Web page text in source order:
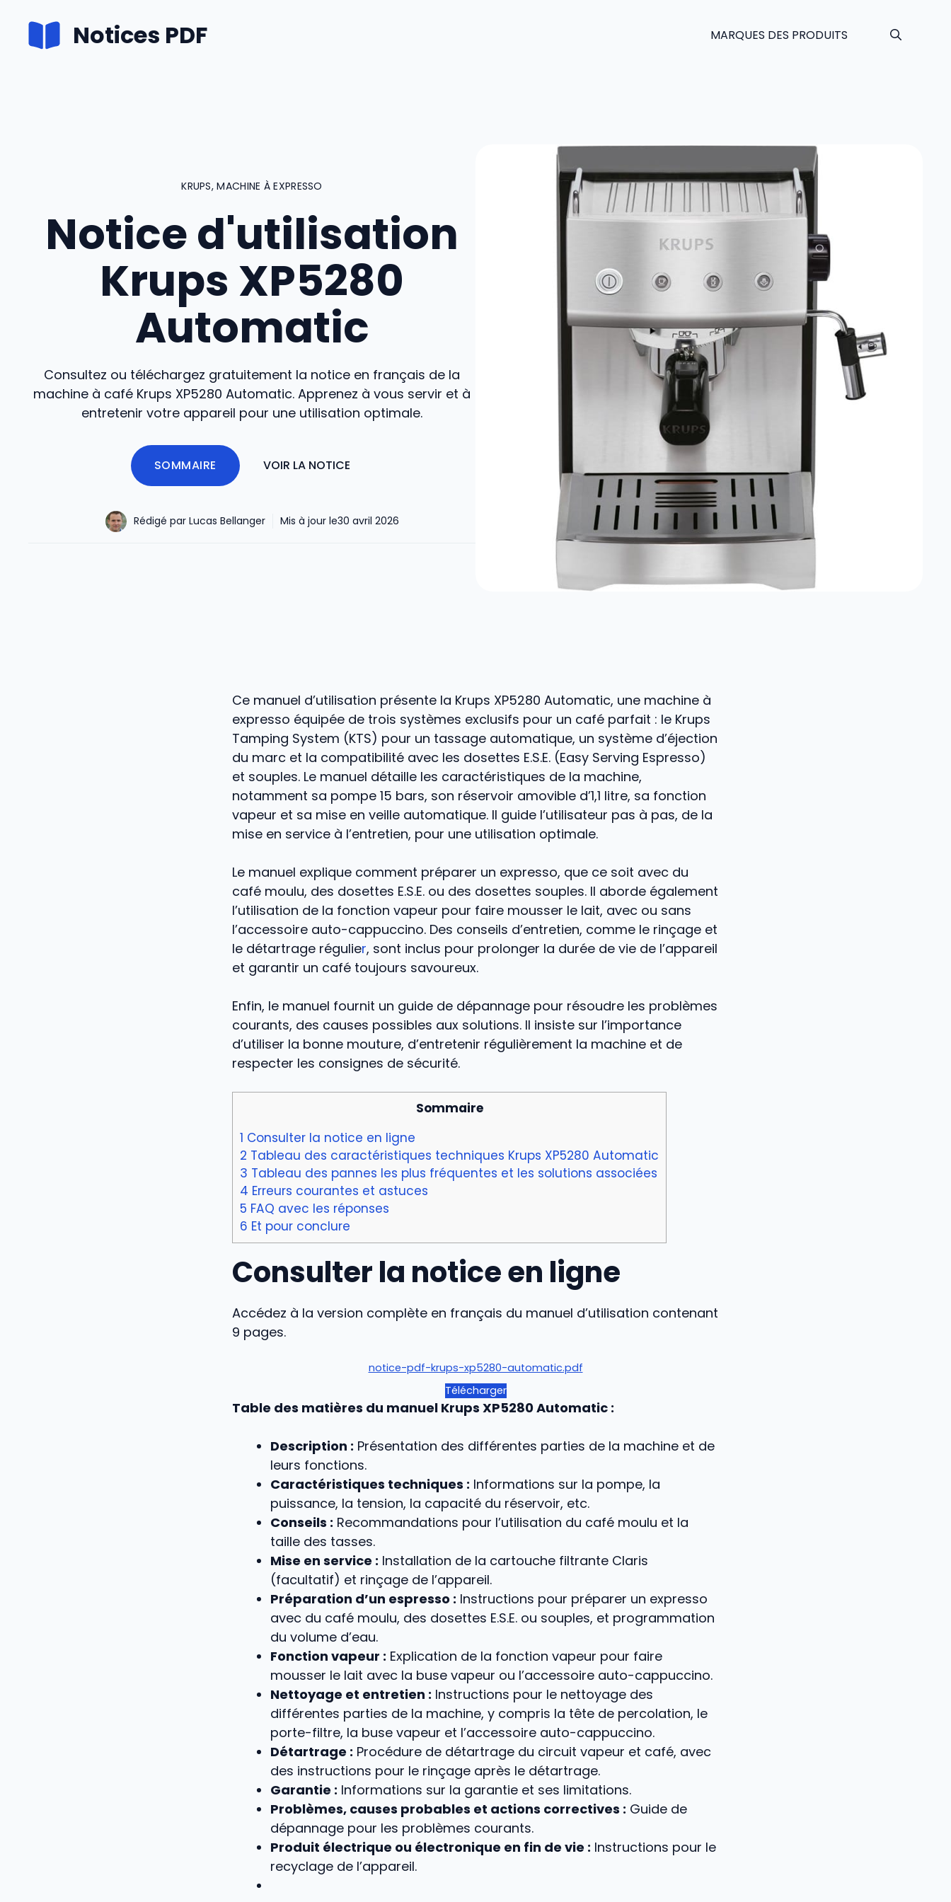
contenu
Notices PDF MARQUES DES PRODUITS
KRUPS,MACHINE À EXPRESSO
Notice d'utilisation
Krups XP5280
Automatic
Consultez ou téléchargez gratuitement la notice en français de la
machine à café Krups XP5280 Automatic. Apprenez à vous servir et à
entretenir votre appareil pour une utilisation optimale.
SOMMAIRE VOIR LA NOTICE
Rédigé par Lucas Bellanger Mis à jour le30 avril 2026
Ce manuel d’utilisation présente la Krups XP5280 Automatic, une machine à
expresso équipée de trois systèmes exclusifs pour un café parfait : le Krups
Tamping System (KTS) pour un tassage automatique, un système d’éjection
du marc et la compatibilité avec les dosettes E.S.E. (Easy Serving Espresso)
et souples. Le manuel détaille les caractéristiques de la machine,
notamment sa pompe 15 bars, son réservoir amovible d’1,1 litre, sa fonction
vapeur et sa mise en veille automatique. Il guide l’utilisateur pas à pas, de la
mise en service à l’entretien, pour une utilisation optimale.
Le manuel explique comment préparer un expresso, que ce soit avec du
café moulu, des dosettes E.S.E. ou des dosettes souples. Il aborde également
l’utilisation de la fonction vapeur pour faire mousser le lait, avec ou sans
l’accessoire auto-cappuccino. Des conseils d’entretien, comme le rinçage et
le détartrage régulier, sont inclus pour prolonger la durée de vie de l’appareil
et garantir un café toujours savoureux.
Enfin, le manuel fournit un guide de dépannage pour résoudre les problèmes
courants, des causes possibles aux solutions. Il insiste sur l’importance
d’utiliser la bonne mouture, d’entretenir régulièrement la machine et de
respecter les consignes de sécurité.
Sommaire
1 Consulter la notice en ligne
2 Tableau des caractéristiques techniques Krups XP5280 Automatic
3 Tableau des pannes les plus fréquentes et les solutions associées
4 Erreurs courantes et astuces
5 FAQ avec les réponses
6 Et pour conclure
Consulter la notice en ligne
Accédez à la version complète en français du manuel d’utilisation contenant
9 pages.
notice-pdf-krups-xp5280-automatic.pdf
Télécharger
Table des matières du manuel Krups XP5280 Automatic :
Description : Présentation des différentes parties de la machine et de
leurs fonctions.
Caractéristiques techniques : Informations sur la pompe, la
puissance, la tension, la capacité du réservoir, etc.
Conseils : Recommandations pour l’utilisation du café moulu et la
taille des tasses.
Mise en service : Installation de la cartouche filtrante Claris
(facultatif) et rinçage de l’appareil.
Préparation d’un espresso : Instructions pour préparer un expresso
avec du café moulu, des dosettes E.S.E. ou souples, et programmation
du volume d’eau.
Fonction vapeur : Explication de la fonction vapeur pour faire
mousser le lait avec la buse vapeur ou l’accessoire auto-cappuccino.
Nettoyage et entretien : Instructions pour le nettoyage des
différentes parties de la machine, y compris la tête de percolation, le
porte-filtre, la buse vapeur et l’accessoire auto-cappuccino.
Détartrage : Procédure de détartrage du circuit vapeur et café, avec
des instructions pour le rinçage après le détartrage.
Garantie : Informations sur la garantie et ses limitations.
Problèmes, causes probables et actions correctives : Guide de
dépannage pour les problèmes courants.
Produit électrique ou électronique en fin de vie : Instructions pour le
recyclage de l’appareil.